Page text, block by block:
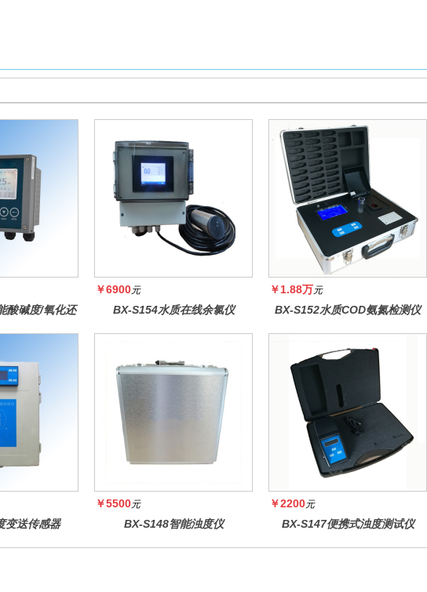
酸碱度/氧化还
￥6900元
BX-S154水质在线余氯仪
￥1.88万元
BX-S152水质COD氨氮检测仪
变送传感器
￥5500元
BX-S148智能浊度仪
￥2200元
BX-S147便携式浊度测试仪